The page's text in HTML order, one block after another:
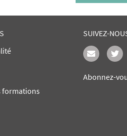
formations
SUIVEZ-
Abonnez-